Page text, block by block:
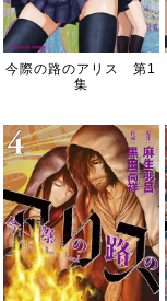
今際の路のアリス 第1
集